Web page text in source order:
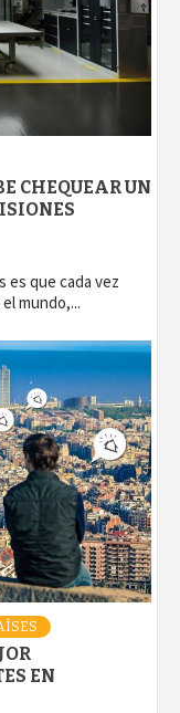
CHEQUEAR UN
es que cada vez
mundo,...
EN